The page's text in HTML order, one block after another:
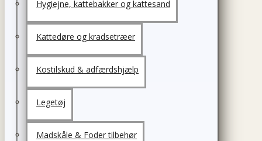
Hygiejne, kattebakker og kattesand
Kattedøre og kradsetræer
Kostilskud & adfærdshjælp
Legetøj
Madskåle & Foder tilbehør